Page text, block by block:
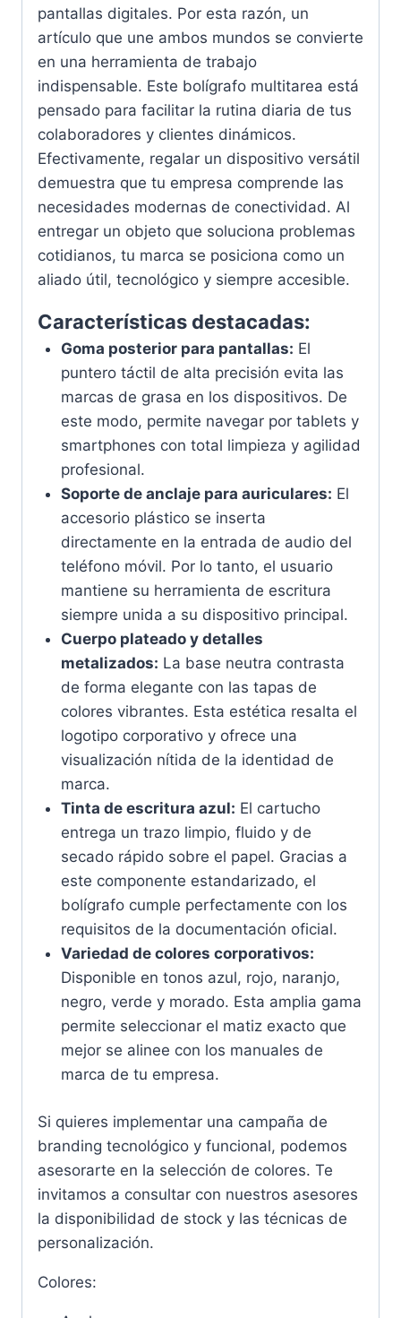
pantallas digitales. Por esta razón, un
artículo que une ambos mundos se convierte
en una herramienta de trabajo
indispensable. Este bolígrafo multitarea está
pensado para facilitar la rutina diaria de tus
colaboradores y clientes dinámicos.
Efectivamente, regalar un dispositivo versátil
demuestra que tu empresa comprende las
necesidades modernas de conectividad. Al
entregar un objeto que soluciona problemas
cotidianos, tu marca se posiciona como un
aliado útil, tecnológico y siempre accesible.
Características destacadas:
Goma posterior para pantallas: El
puntero táctil de alta precisión evita las
marcas de grasa en los dispositivos. De
este modo, permite navegar por tablets y
smartphones con total limpieza y agilidad
profesional.
Soporte de anclaje para auriculares: El
accesorio plástico se inserta
directamente en la entrada de audio del
teléfono móvil. Por lo tanto, el usuario
mantiene su herramienta de escritura
siempre unida a su dispositivo principal.
Cuerpo plateado y detalles
metalizados: La base neutra contrasta
de forma elegante con las tapas de
colores vibrantes. Esta estética resalta el
logotipo corporativo y ofrece una
visualización nítida de la identidad de
marca.
Tinta de escritura azul: El cartucho
entrega un trazo limpio, fluido y de
secado rápido sobre el papel. Gracias a
este componente estandarizado, el
bolígrafo cumple perfectamente con los
requisitos de la documentación oficial.
Variedad de colores corporativos:
Disponible en tonos azul, rojo, naranjo,
negro, verde y morado. Esta amplia gama
permite seleccionar el matiz exacto que
mejor se alinee con los manuales de
marca de tu empresa.
Si quieres implementar una campaña de
branding tecnológico y funcional, podemos
asesorarte en la selección de colores. Te
invitamos a consultar con nuestros asesores
la disponibilidad de stock y las técnicas de
personalización.
Colores: